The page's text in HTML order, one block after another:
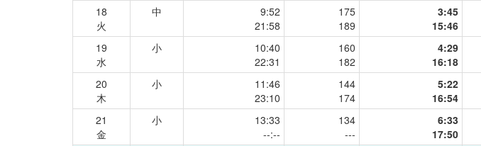
18
火
中
9:52
21:58
175
189
3:45
15:46
19
水
小
10:40
22:31
160
182
4:29
16:18
20
木
小
11:46
23:10
144
174
5:22
16:54
21
金
小
13:33
--:--
134
---
6:33
17:50